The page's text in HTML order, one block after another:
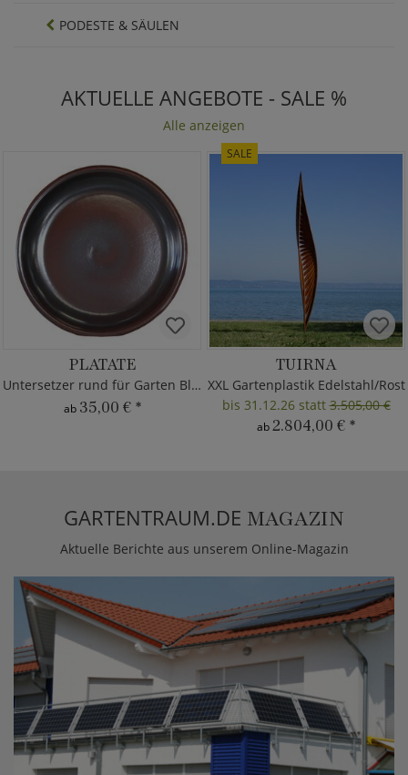
PODESTE & SÄULEN
AKTUELLE ANGEBOTE - SALE %
Alle anzeigen
PLATATE
Untersetzer rund für Garten Blumentöpfe
ab 35,00 € *
SALE
TUIRNA
XXL Gartenplastik Edelstahl/Rost
bis 31.12.26 statt3.505,00 €
ab2.804,00 € *
GARTENTRAUM.DE MAGAZIN
Aktuelle Berichte aus unserem Online-Magazin